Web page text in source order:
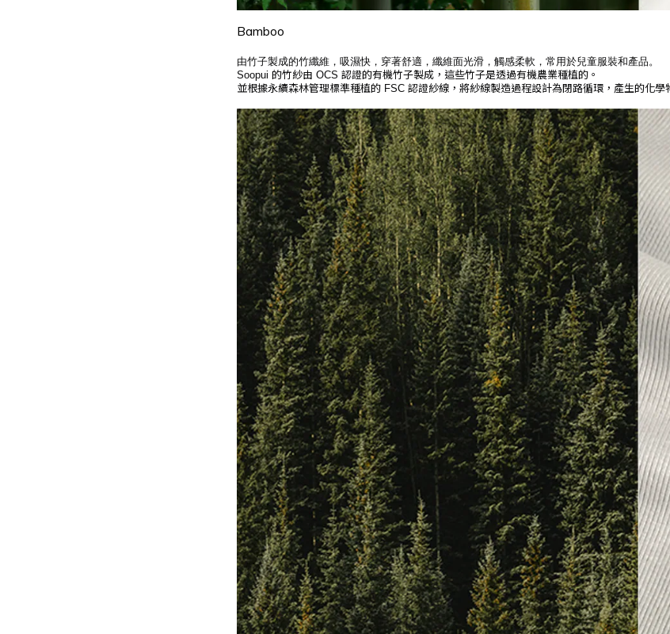
Bamboo
由竹子製成的竹纖維，吸濕快，穿著舒適，纖維面光滑，觸感柔軟，常用於兒童服裝和產品。
Soopui 的竹紗由 OCS 認證的有機竹子製成，這些竹子是透過有機農業種植的。
並根據永續森林管理標準種植的FSC 認證紗線，將紗線製造過程設計為閉路循環，產生的化學